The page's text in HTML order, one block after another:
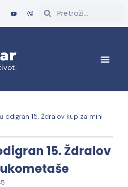
odigran 15. Ždralov kup za mini
15. Ždralov